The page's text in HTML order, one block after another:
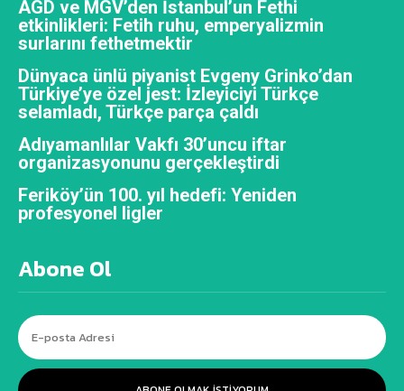
AGD ve MGV’den İstanbul’un Fethi
etkinlikleri: Fetih ruhu, emperyalizmin
surlarını fethetmektir
Dünyaca ünlü piyanist Evgeny Grinko’dan
Türkiye’ye özel jest: İzleyiciyi Türkçe
selamladı, Türkçe parça çaldı
Adıyamanlılar Vakfı 30’uncu iftar
organizasyonunu gerçekleştirdi
Feriköy’ün 100. yıl hedefi: Yeniden
profesyonel ligler
Abone Ol